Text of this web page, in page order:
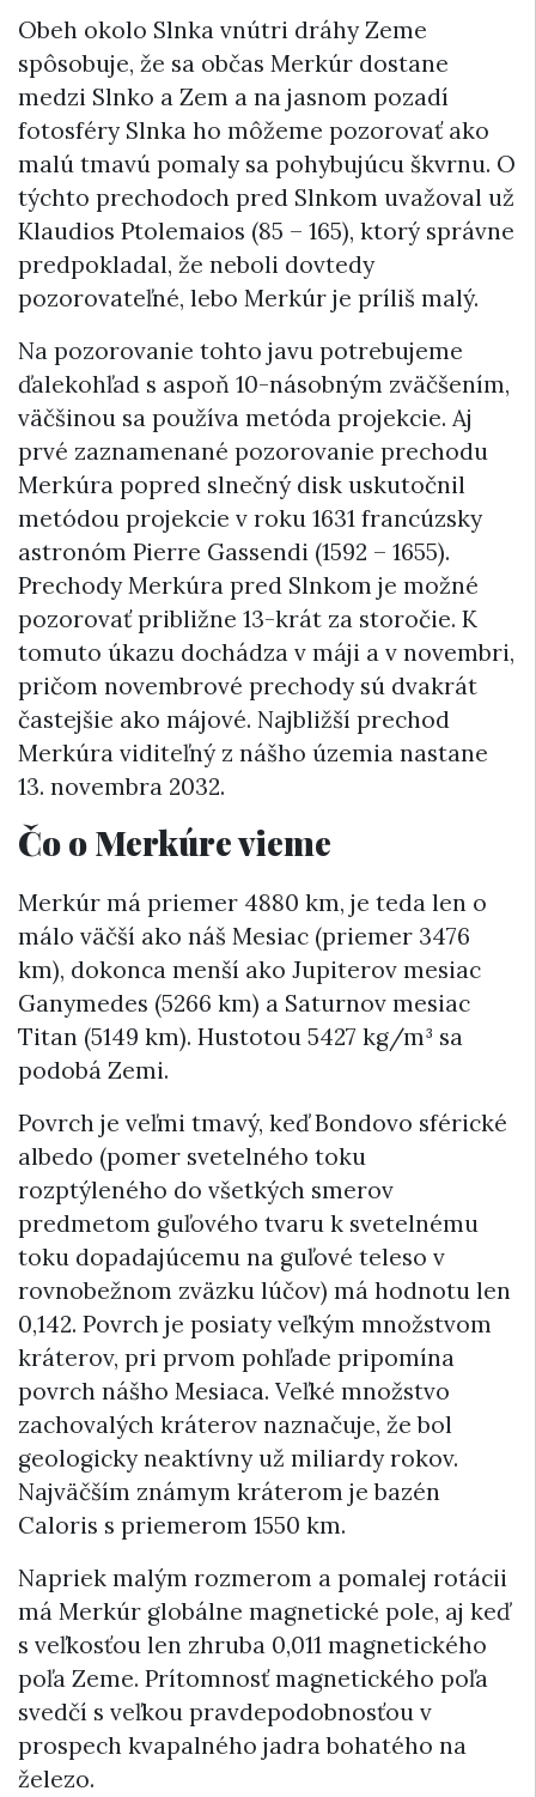
Obeh okolo Slnka vnútri dráhy Zeme
spôsobuje, že sa občas Merkúr dostane
medzi Slnko a Zem a na jasnom pozadí
fotosféry Slnka ho môžeme pozorovať ako
malú tmavú pomaly sa pohybujúcu škvrnu. O
týchto prechodoch pred Slnkom uvažoval už
Klaudios Ptolemaios (85 – 165), ktorý správne
predpokladal, že neboli dovtedy
pozorovateľné, lebo Merkúr je príliš malý.
Na pozorovanie tohto javu potrebujeme
ďalekohľad s aspoň 10-násobným zväčšením,
väčšinou sa používa metóda projekcie. Aj
prvé zaznamenané pozorovanie prechodu
Merkúra popred slnečný disk uskutočnil
metódou projekcie v roku 1631 francúzsky
astronóm Pierre Gassendi (1592 – 1655).
Prechody Merkúra pred Slnkom je možné
pozorovať približne 13-krát za storočie. K
tomuto úkazu dochádza v máji a v novembri,
pričom novembrové prechody sú dvakrát
častejšie ako májové. Najbližší prechod
Merkúra viditeľný z nášho územia nastane
13. novembra 2032.
Čo o Merkúre vieme
Merkúr má priemer 4880 km, je teda len o
málo väčší ako náš Mesiac (priemer 3476
km), dokonca menší ako Jupiterov mesiac
Ganymedes (5266 km) a Saturnov mesiac
Titan (5149 km). Hustotou 5427 kg/m³ sa
podobá Zemi.
Povrch je veľmi tmavý, keď Bondovo sférické
albedo (pomer svetelného toku
rozptýleného do všetkých smerov
predmetom guľového tvaru k svetelnému
toku dopadajúcemu na guľové teleso v
rovnobežnom zväzku lúčov) má hodnotu len
0,142. Povrch je posiaty veľkým množstvom
kráterov, pri prvom pohľade pripomína
povrch nášho Mesiaca. Veľké množstvo
zachovalých kráterov naznačuje, že bol
geologicky neaktívny už miliardy rokov.
Najväčším známym kráterom je bazén
Caloris s priemerom 1550 km.
Napriek malým rozmerom a pomalej rotácii
má Merkúr globálne magnetické pole, aj keď
s veľkosťou len zhruba 0,011 magnetického
poľa Zeme. Prítomnosť magnetického poľa
svedčí s veľkou pravdepodobnosťou v
prospech kvapalného jadra bohatého na
železo.